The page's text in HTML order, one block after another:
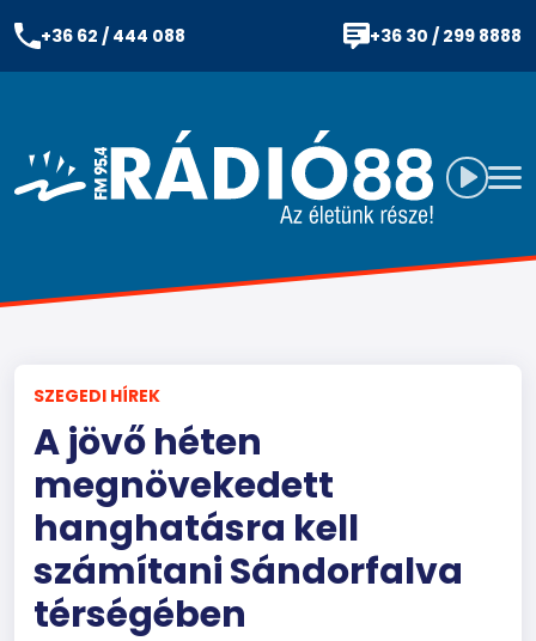
+36 62 / 444 088 +36 30 / 299 8888
SZEGEDI HÍREK
A jövő héten
megnövekedett
hanghatásra kell
számítani Sándorfalva
térségében